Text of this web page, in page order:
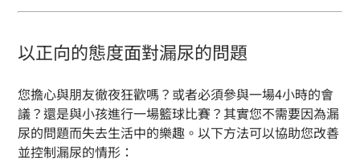
以正向的態度面對漏尿的問題
您擔心與朋友徹夜狂歡嗎？或者必須參與一場4小時的會
議？還是與小孩進行一場籃球比賽？其實您不需要因為漏
尿的問題而失去生活中的樂趣。以下方法可以協助您改善
並控制漏尿的情形：